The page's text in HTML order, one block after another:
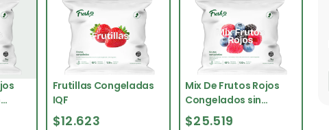
Frutillas Congeladas
IQF
$12.623
Mix De Frutos Rojos
Congelados sin
Frutillas IQF
$25.519